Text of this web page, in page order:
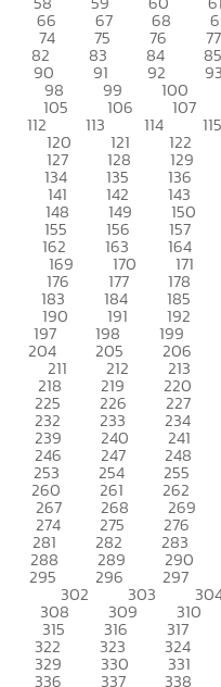
66 67 68
74 75 76 77
82 83 84 85
90 91 92 93
98 99 100
105 106 107
112 113 114 115
120 121 122
127 128 129
134 135 136
141 142 143
148 149 150
155 156 157
162 163 164
169 170 171
176 177 178
183 184 185
190 191 192
197 198 199
204 205 206
211 212 213
218 219 220
225 226 227
232 233 234
239 240 241
246 247 248
253 254 255
260 261 262
267 268 269
274 275 276
281 282 283
288 289 290
295 296 297
302 303
308 309 310
315 316 317
322 323 324
329 330 331
336 337 338